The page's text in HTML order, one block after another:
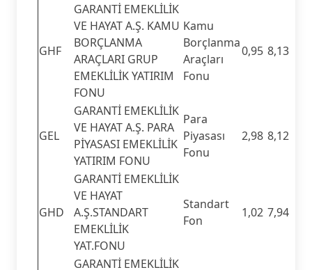
GHF
GARANTİ EMEKLİLİK
VE HAYAT A.Ş. KAMU
BORÇLANMA
ARAÇLARI GRUP
EMEKLİLİK YATIRIM
FONU
Kamu
Borçlanma
Araçları
Fonu
0,95 8,13
GEL
GARANTİ EMEKLİLİK
VE HAYAT A.Ş. PARA
PİYASASI EMEKLİLİK
YATIRIM FONU
Para
Piyasası
Fonu
2,98 8,12
GHD
GARANTİ EMEKLİLİK
VE HAYAT
A.Ş.STANDART
EMEKLİLİK
YAT.FONU
Standart
Fon
1,02 7,94
GARANTİ EMEKLİLİK